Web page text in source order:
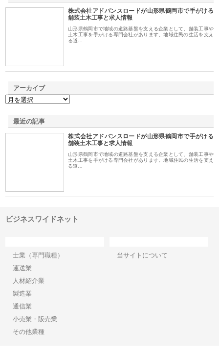
株式会社アドバンスロードが山形県鶴岡市で手がける
舗装土木工事と求人情報
山形県鶴岡市で地域の道路基盤を支える企業として、舗装工事や
土木工事を手がける専門会社があります。地域住民の生活を支え
る道…
アーカイブ
最近の記事
株式会社アドバンスロードが山形県鶴岡市で手がける
舗装土木工事と求人情報
山形県鶴岡市で地域の道路基盤を支える企業として、舗装工事や
土木工事を手がける専門会社があります。地域住民の生活を支え
る道…
ビジネスワイドネット
士業（専門職種）
運送業
人材紹介業
製造業
通信業
小売業・販売業
その他業種
当サイトについて